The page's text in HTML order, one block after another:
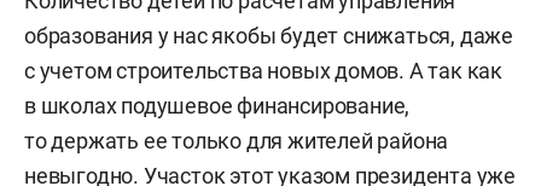
образования у нас якобы будет снижаться, даже
с учетом строительства новых домов. А так как
в школах подушевое финансирование,
то держать ее только для жителей района
невыгодно. Участок этот указом президента уже